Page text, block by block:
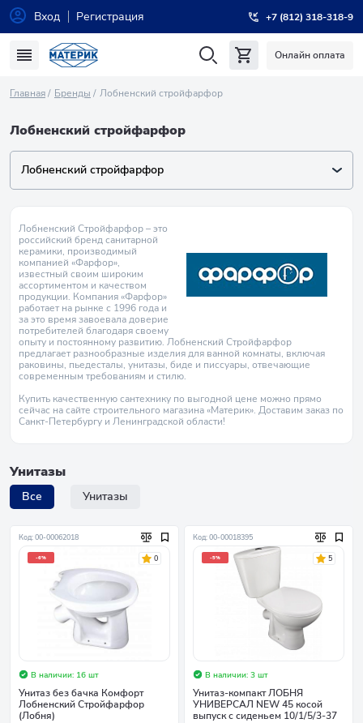
Вход Регистрация +7 (812) 318-318-9
Онлайн оплата
Главная Бренды Лобненский стройфарфор
Лобненский стройфарфор
Лобненский стройфарфор
Лобненский Стройфарфор – это
российский бренд санитарной
керамики, производимый
компанией «Фарфор»,
известный своим широким
ассортиментом и качеством
продукции. Компания «Фарфор»
работает на рынке с 1996 года и
за это время завоевала доверие
потребителей благодаря своему
опыту и постоянному развитию. Лобненский Стройфарфор
предлагает разнообразные изделия для ванной комнаты, включая
раковины, пьедесталы, унитазы, биде и писсуары, отвечающие
современным требованиям и стилю.
Купить качественную сантехнику по выгодной цене можно прямо
сейчас на сайте строительного магазина «Материк». Доставим заказ по
Санкт-Петербургу и Ленинградской области!
Унитазы
Все Унитазы
Код: 00-00062018
-6% 0
В наличии: 16 шт
Унитаз без бачка Комфорт
Лобненский Стройфарфор
(Лобня)
Код: 00-00018395
-5% 5
В наличии: 3 шт
Унитаз-компакт ЛОБНЯ
УНИВЕРСАЛ NEW 45 косой
выпуск с сиденьем 10/1/5/3-37